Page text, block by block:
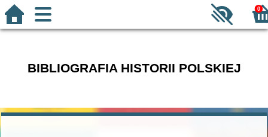
0
BIBLIOGRAFIA HISTORII POLSKIEJ